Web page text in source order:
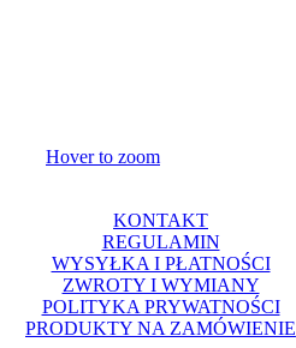
Hover to zoom
KONTAKT
REGULAMIN
WYSYŁKA I PŁATNOŚCI
ZWROTY I WYMIANY
POLITYKA PRYWATNOŚCI
PRODUKTY NA ZAMÓWIENIE